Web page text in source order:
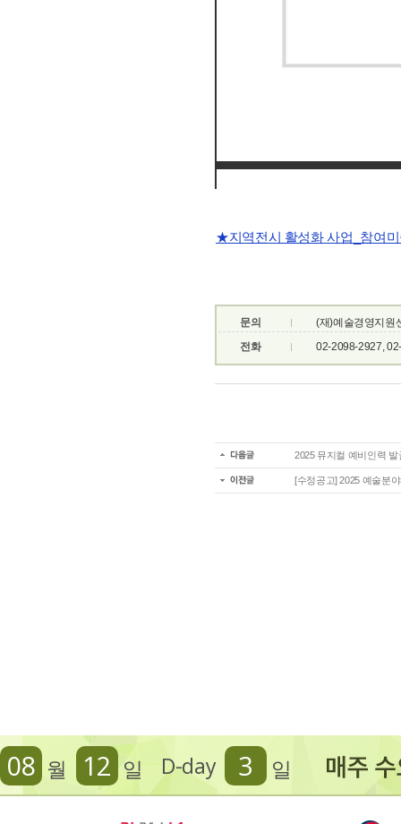
★지역전시 활성화 사업_참여
문의
(재)예술경영지원
전화
02-2098-2927,
2025 뮤지컬 예비인력
[수정공고] 2025 예술분
D-day 3 일
08 월 12 일